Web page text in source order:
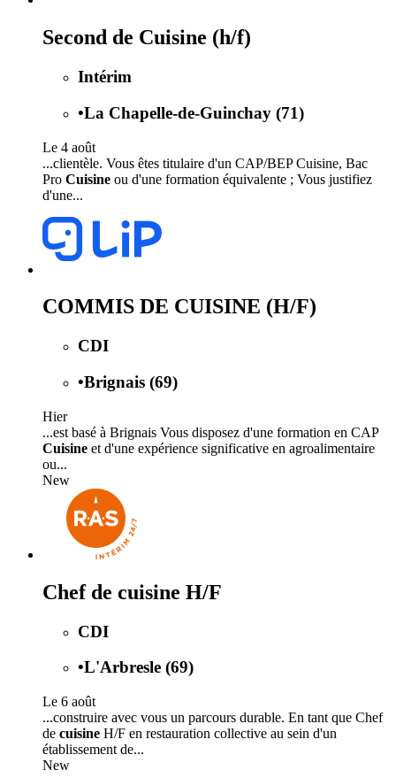
Second de Cuisine (h/f)
Intérim
•La Chapelle-de-Guinchay (71)
Le 4 août
...clientèle. Vous êtes titulaire d'un CAP/BEP Cuisine, Bac
Pro Cuisine ou d'une formation équivalente ; Vous justifiez
d'une...
COMMIS DE CUISINE (H/F)
CDI
•Brignais (69)
Hier
...est basé à Brignais Vous disposez d'une formation en CAP
Cuisine et d'une expérience significative en agroalimentaire
ou...
New
Chef de cuisine H/F
CDI
•L'Arbresle (69)
Le 6 août
...construire avec vous un parcours durable. En tant que Chef
de cuisine H/F en restauration collective au sein d'un
établissement de...
New